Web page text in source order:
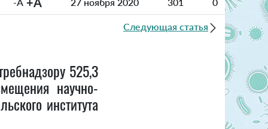
Следующая статья
525,3
научно-
института